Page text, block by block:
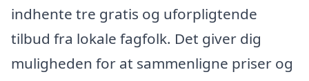
indhente tre gratis og uforpligtende
tilbud fra lokale fagfolk. Det giver dig
muligheden for at sammenligne priser og